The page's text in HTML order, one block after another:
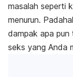
masalah seperti
menurun.
dampak apa
seks yang Anda